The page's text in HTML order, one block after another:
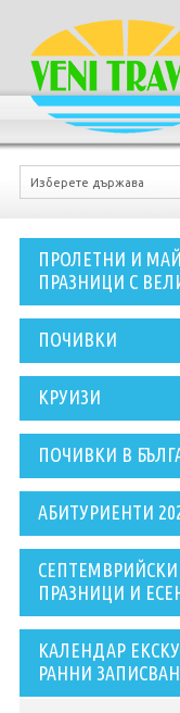
ПРОЛЕТНИ И
ПРАЗНИЦИ С
ПОЧИВКИ
КРУИЗИ
ПОЧИВКИ В
АБИТУРИЕНТИ
СЕПТЕМВРИЙСКИ
ПРАЗНИЦИ И
КАЛЕНДАР
РАННИ